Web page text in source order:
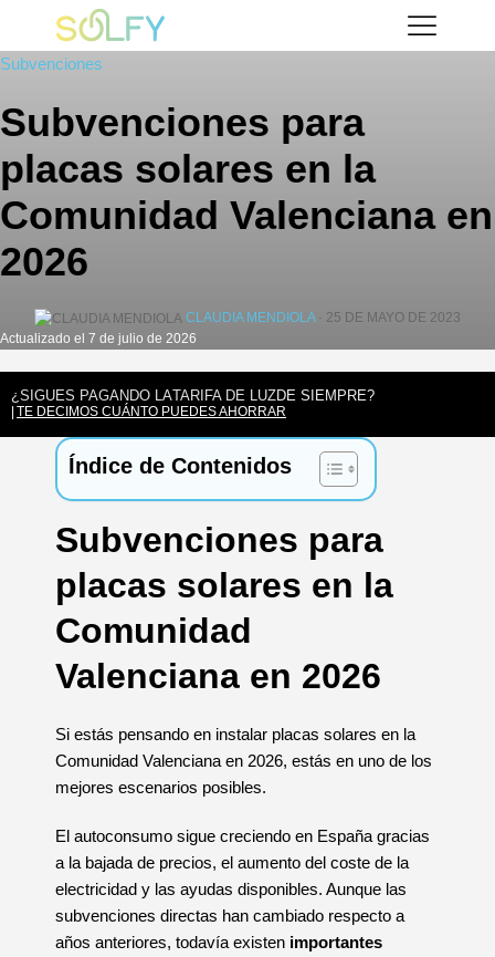
contenido
Solfy
Subvenciones
Subvenciones para
placas solares en la
Comunidad Valenciana en
2026
CLAUDIA MENDIOLA· 25 DE MAYO DE 2023
Actualizado el 7 de julio de 2026
¿SIGUES PAGANDO LATARIFA DE LUZDE SIEMPRE?
TE DECIMOS CUÁNTO PUEDES AHORRAR
Índice de Contenidos
Subvenciones para
placas solares en la
Comunidad
Valenciana en 2026
Si estás pensando en instalar placas solares en la
Comunidad Valenciana en 2026, estás en uno de los
mejores escenarios posibles.
El autoconsumo sigue creciendo en España gracias
a la bajada de precios, el aumento del coste de la
electricidad y las ayudas disponibles. Aunque las
subvenciones directas han cambiado respecto a
años anteriores, todavía existen importantes